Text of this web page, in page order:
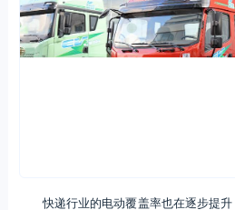
快递行业的电动覆盖率也在逐步提